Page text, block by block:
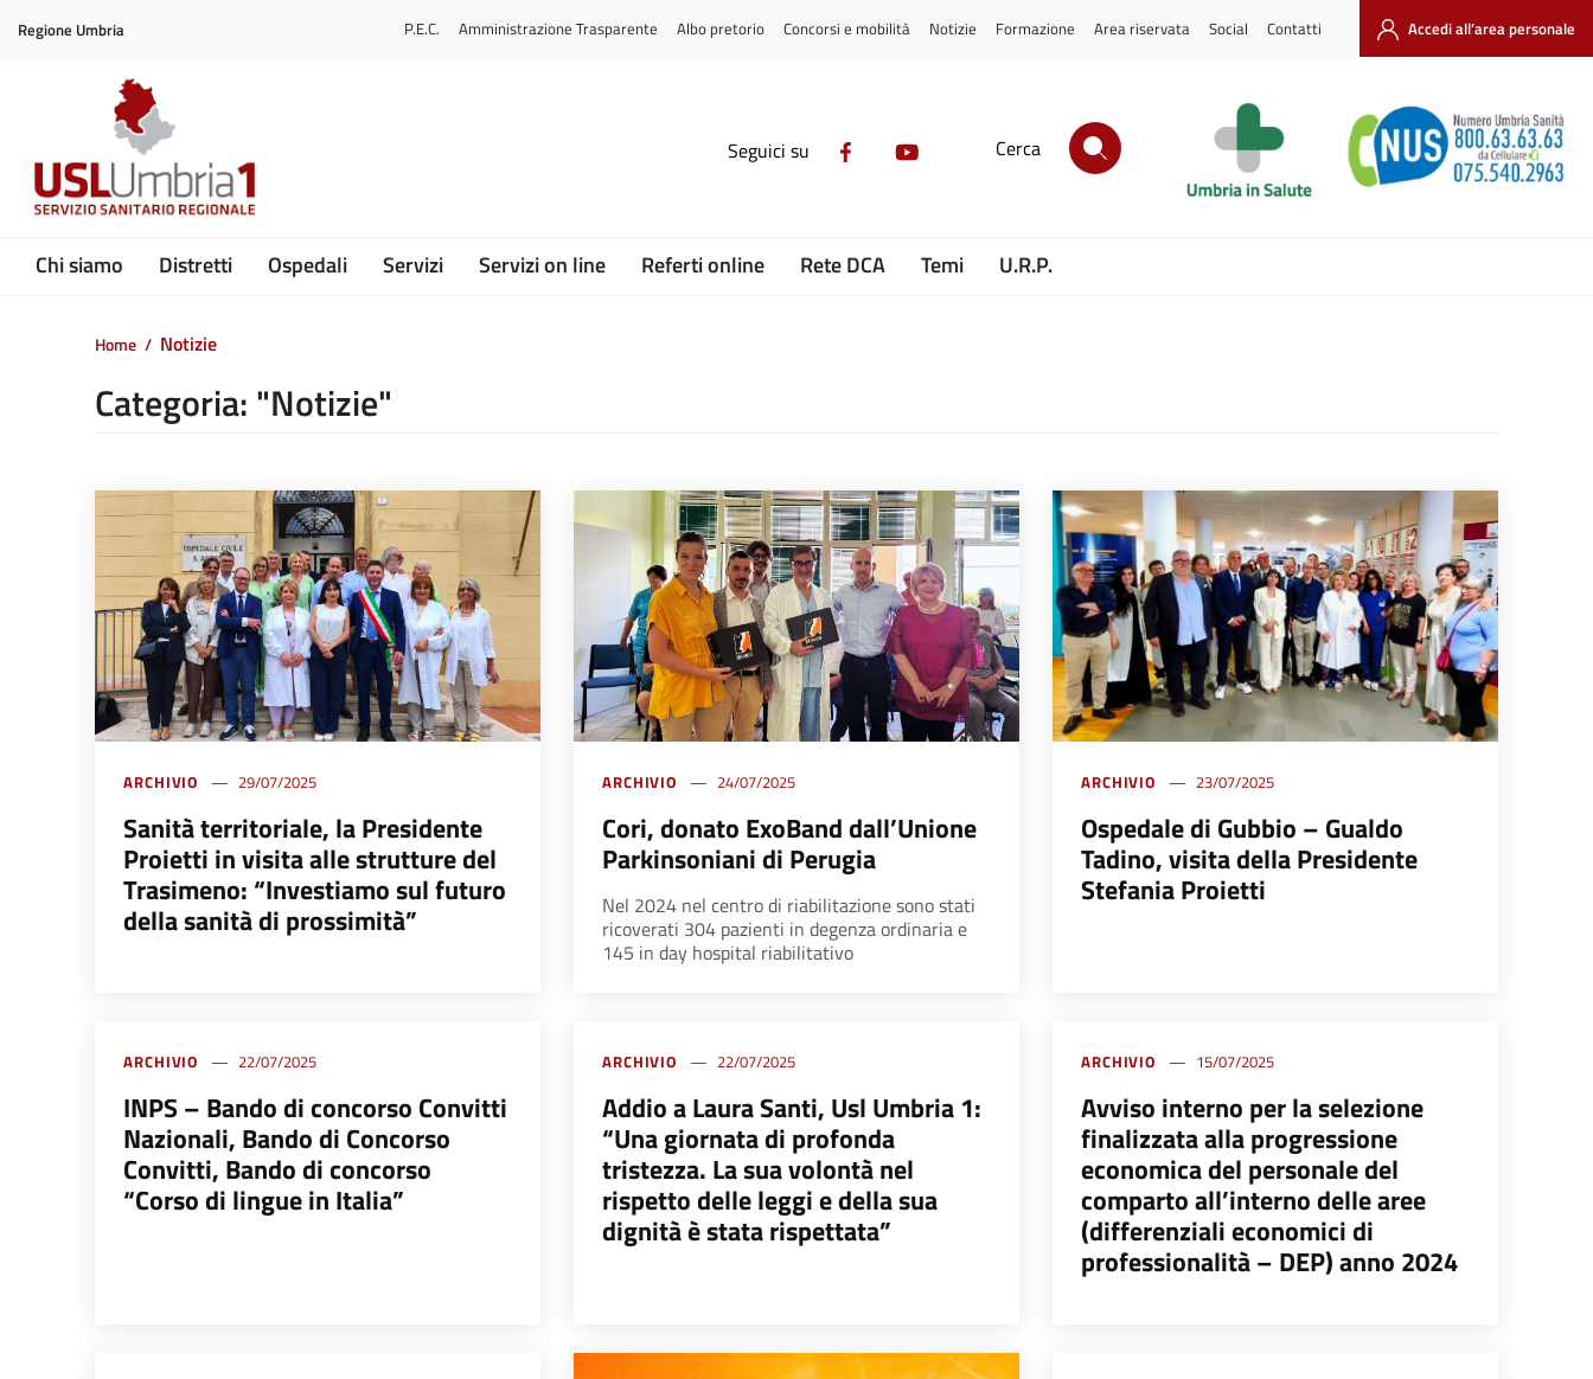
Vai al menu di navigazione
Vai al footer
Regione Umbria P.E.C. Amministrazione Trasparente Albo pretorio Concorsi e mobilità Notizie Formazione Area riservata Social Contatti Accedi all’area personale
Seguici su Cerca
Submenu
Chi siamo Distretti Ospedali Servizi Servizi on line Referti online Rete DCA Temi U.R.P.
Home / Notizie
Categoria: "Notizie"
ARCHIVIO 29/07/2025
Sanità territoriale, la Presidente
Proietti in visita alle strutture del
Trasimeno: “Investiamo sul futuro
della sanità di prossimità”
ARCHIVIO 24/07/2025
Cori, donato ExoBand dall’Unione
Parkinsoniani di Perugia
Nel 2024 nel centro di riabilitazione sono stati
ricoverati 304 pazienti in degenza ordinaria e
145 in day hospital riabilitativo
ARCHIVIO 23/07/2025
Ospedale di Gubbio – Gualdo
Tadino, visita della Presidente
Stefania Proietti
ARCHIVIO 22/07/2025
INPS – Bando di concorso Convitti
Nazionali, Bando di Concorso
Convitti, Bando di concorso
“Corso di lingue in Italia”
ARCHIVIO 22/07/2025
Addio a Laura Santi, Usl Umbria 1:
“Una giornata di profonda
tristezza. La sua volontà nel
rispetto delle leggi e della sua
dignità è stata rispettata”
ARCHIVIO 15/07/2025
Avviso interno per la selezione
finalizzata alla progressione
economica del personale del
comparto all’interno delle aree
(differenziali economici di
professionalità – DEP) anno 2024